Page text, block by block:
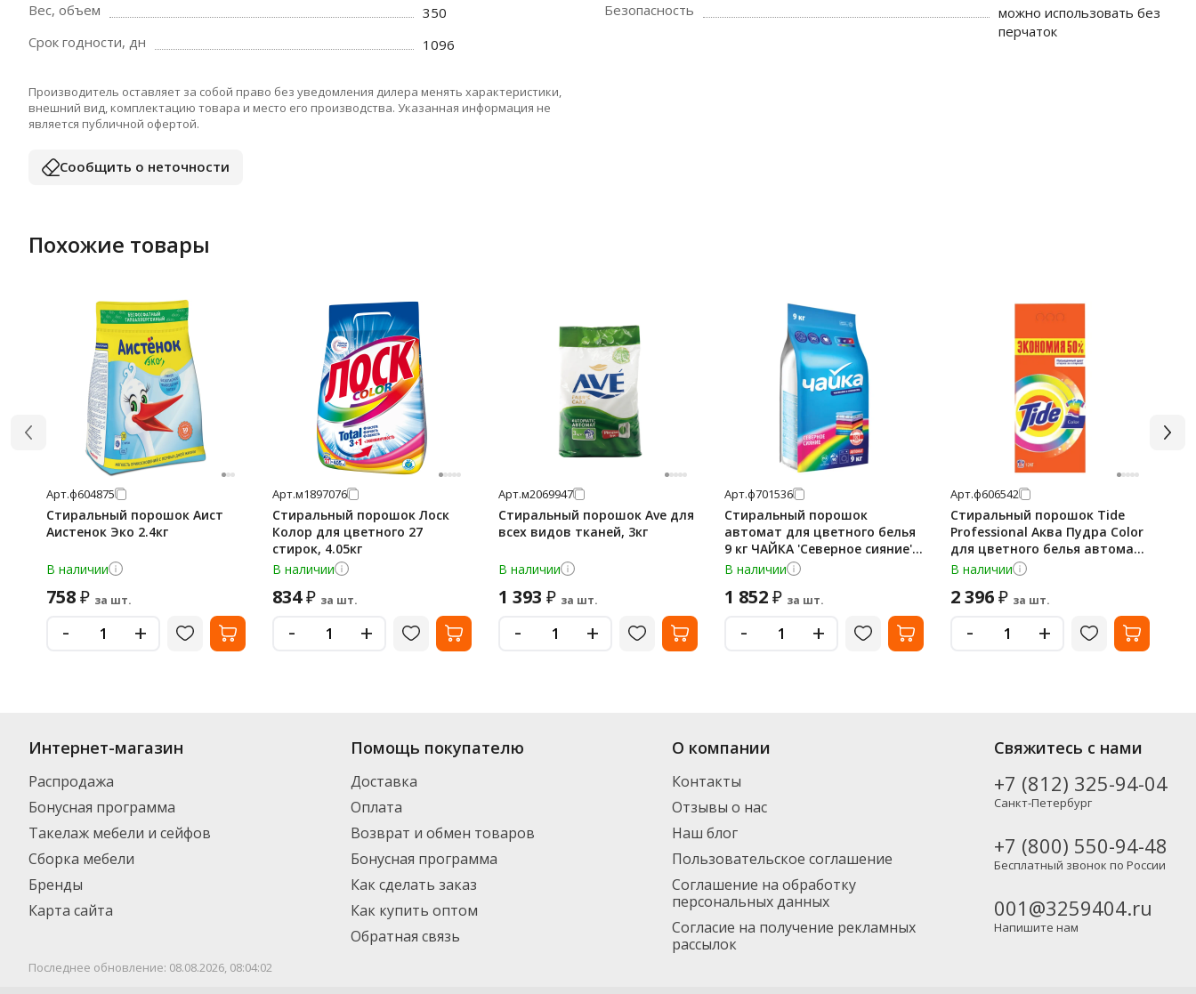
Вес, объем
350
Срок годности, дн
1096
Безопасность
можно использовать без
перчаток
Производитель оставляет за собой право без уведомления дилера менять характеристики,
внешний вид, комплектацию товара и место его производства. Указанная информация не
является публичной офертой.
Сообщить о неточности
Похожие товары
Арт.ф604875
Стиральный порошок Аист
Аистенок Эко 2.4кг
В наличии
758₽ за шт.
- +
Арт.м1897076
Стиральный порошок Лоск
Колор для цветного 27
стирок, 4.05кг
В наличии
834₽ за шт.
- +
Арт.м2069947
Стиральный порошок Ave для
всех видов тканей, 3кг
В наличии
1 393 ₽ за шт.
- +
Арт.ф701536
Стиральный порошок
автомат для цветного белья
9 кг ЧАЙКА 'Северное сияние',
СОНЦА, Беларусь, 86470
В наличии
1 852₽ за шт.
- +
Арт.ф606542
Стиральный порошок Tide
Professional Аква Пудра Color
для цветного белья автомат,
12кг
В наличии
2 396₽ за шт.
- +
Интернет-магазин
Распродажа
Бонусная программа
Такелаж мебели и сейфов
Сборка мебели
Бренды
Карта сайта
Помощь покупателю
Доставка
Оплата
Возврат и обмен товаров
Бонусная программа
Как сделать заказ
Как купить оптом
Обратная связь
О компании
Контакты
Отзывы о нас
Наш блог
Пользовательское соглашение
Соглашение на обработку
персональных данных
Согласие на получение рекламных
рассылок
Свяжитесь с нами
+7 (812) 325-94-04
Санкт-Петербург
+7 (800) 550-94-48
Бесплатный звонок по России
001@3259404.ru
Напишите нам
Последнее обновление: 08.08.2026, 08:04:02